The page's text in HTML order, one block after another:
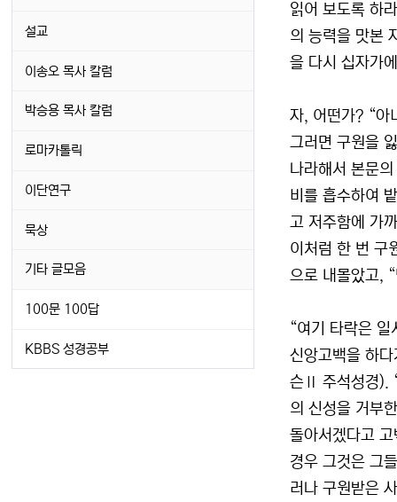
읽어 보도록 하
의 능력을 맛본
을 다시 십자가
자, 어떤가? “아
그러면 구원을
나라해서 본문
비를 흡수하여
고 저주함에 가
이처럼 한 번 구
으로 내몰았고,
“여기 타락은
신앙고백을 하
슨Ⅱ 주석성경).
의 신성을 거부
돌아서겠다고
경우 그것은 그
러나 구원받은
설교
이송오 목사 칼럼
박승용 목사 칼럼
로마카톨릭
이단연구
묵상
기타 글모음
100문 100답
KBBS 성경공부